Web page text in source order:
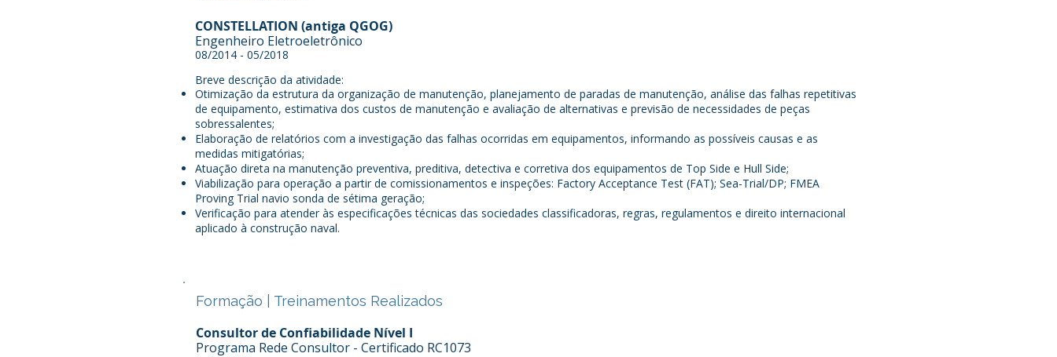
CONSTELLATION (antiga QGOG)
Engenheiro Eletroeletrônico
08/2014 - 05/2018
Breve descrição da atividade:
Otimização da estrutura da organização de manutenção, planejamento de paradas de manutenção, análise das falhas repetitivas
de equipamento, estimativa dos custos de manutenção e avaliação de alternativas e previsão de necessidades de peças
sobressalentes;
Elaboração de relatórios com a investigação das falhas ocorridas em equipamentos, informando as possíveis causas e as
medidas mitigatórias;
Atuação direta na manutenção preventiva, preditiva, detectiva e corretiva dos equipamentos de Top Side e Hull Side;
Viabilização para operação a partir de comissionamentos e inspeções: Factory Acceptance Test (FAT); Sea-Trial/DP; FMEA
Proving Trial navio sonda de sétima geração;
Verificação para atender às especificações técnicas das sociedades classificadoras, regras, regulamentos e direito internacional
aplicado à construção naval.
Formação | Treinamentos Realizados
Consultor de Confiabilidade Nível I
Programa Rede Consultor - Certificado RC1073